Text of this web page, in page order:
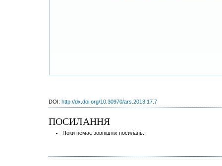
DOI: http://dx.doi.org/10.30970/ars.2013.17.7
ПОСИЛАННЯ
Поки немає зовнішніх посилань.